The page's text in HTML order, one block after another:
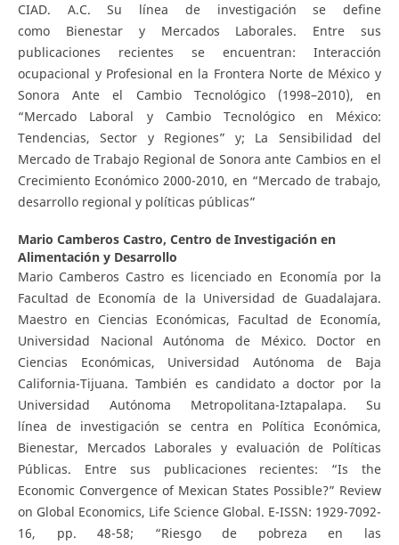
CIAD. A.C. Su línea de investigación se define
como Bienestar y Mercados Laborales. Entre sus
publicaciones recientes se encuentran: Interacción
ocupacional y Profesional en la Frontera Norte de México y
Sonora Ante el Cambio Tecnológico (1998–2010), en
“Mercado Laboral y Cambio Tecnológico en México:
Tendencias, Sector y Regiones” y; La Sensibilidad del
Mercado de Trabajo Regional de Sonora ante Cambios en el
Crecimiento Económico 2000-2010, en “Mercado de trabajo,
desarrollo regional y políticas públicas”
Mario Camberos Castro, Centro de Investigación en
Alimentación y Desarrollo
Mario Camberos Castro es licenciado en Economía por la
Facultad de Economía de la Universidad de Guadalajara.
Maestro en Ciencias Económicas, Facultad de Economía,
Universidad Nacional Autónoma de México. Doctor en
Ciencias Económicas, Universidad Autónoma de Baja
California-Tijuana. También es candidato a doctor por la
Universidad Autónoma Metropolitana-Iztapalapa. Su
línea de investigación se centra en Política Económica,
Bienestar, Mercados Laborales y evaluación de Políticas
Públicas. Entre sus publicaciones recientes: “Is the
Economic Convergence of Mexican States Possible?” Review
on Global Economics, Life Science Global. E-ISSN: 1929-7092-
16, pp. 48-58; “Riesgo de pobreza en las